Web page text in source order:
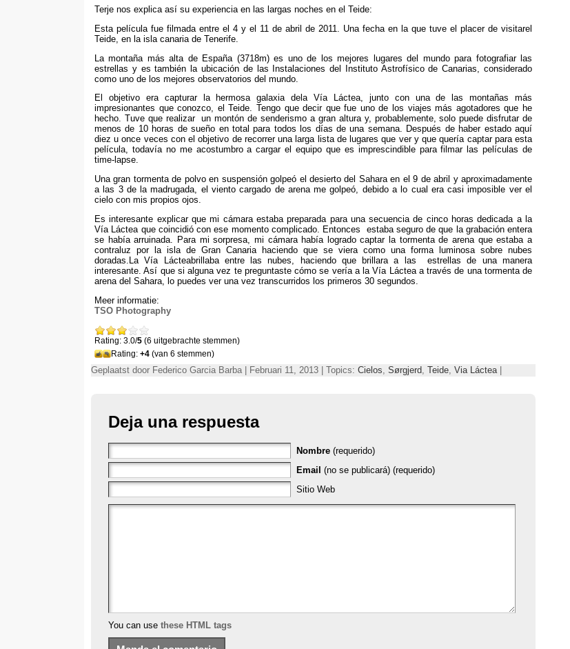
Terje nos explica así su experiencia en las largas noches en el Teide:
Esta película fue filmada entre el 4 y el 11 de abril de 2011. Una fecha en la que tuve el placer de visitarel
Teide en la isla canaria de Tenerife
La montaña más alta de España (3718m)es uno de los mejores lugares del mundo para fotografiar las
estrellas y es también la ubicación de las Instalaciones del Instituto Astrofísico de Canarias ,considerado
como uno de los mejores observatorios del mundo
El objetivo era capturar la hermosa galaxia dela Vía Láctea, junto con una de las montañas más
impresionantes que conozco, el Teide. Tengo que decir que fue uno de los viajes más agotadores que he
hecho. Tuve que realizar un montón de senderismo a gran altura y, probablemente,solo puede disfrutar de
menos de 10 horas de sueño en total para todos los días de una semana. Después de haber estado aquí
diez u once veces con el objetivo de recorrer una larga lista de lugares que ver y que quería captar para esta
película, todavía no me acostumbro a cargar el equipo que es imprescindible para filmar las películas de
time-lapse.
Una gran tormenta de polvo en suspensión golpeó el desierto del Sahara en el 9 de abril y aproximadamente
a las 3 de la madrugada, el viento cargado de arena me golpeó, debido a lo cual era casi imposible ver el
cielo con mis propios ojos.
Es interesante explicar que mi cámara estaba preparada para una secuencia de cinco horas dedicada a la
Vía Láctea que coincidió con ese momento complicado.
Entonces estaba seguro de que la grabación entera
se había arruinada
Para mi sorpresa
mi cámara había logrado captar la tormenta de arena que estaba a
contraluz por la isla de Gran Canaria haciendo que se viera como una forma luminosa sobre nubes
doradas.La Vía Lácteabrillaba entre las nubes
haciendo que brillara a las estrellas de una manera
interesante .Así que si alguna vez te preguntaste cómo se vería a la Vía Láctea a través de una tormenta de
arena del Sahara
lo puedes ver una vez transcurridos los primeros 30 segundos
Meer informatie:
TSO Photography
Rating: 3.0/5 (6 uitgebrachte stemmen)
Rating: +4 (van 6 stemmen)
Geplaatst door Federico Garcia Barba | Februari 11, 2013 | Topics: Cielos Sørgjerd Teide Via Láctea |
Deja una respuesta
Nombre (requerido)
Email (no se publicará) (requerido)
Sitio Web
You can use these HTML tags